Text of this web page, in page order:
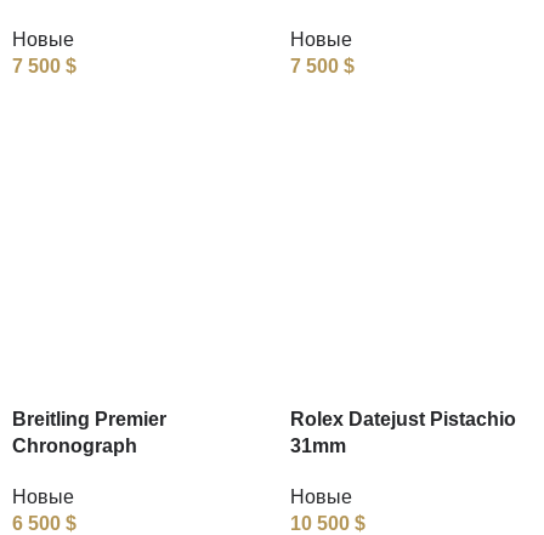
Новые
7 500 $
Новые
7 500 $
Breitling Premier
Chronograph
Новые
6 500 $
Rolex Datejust Pistachio
31mm
Новые
10 500 $